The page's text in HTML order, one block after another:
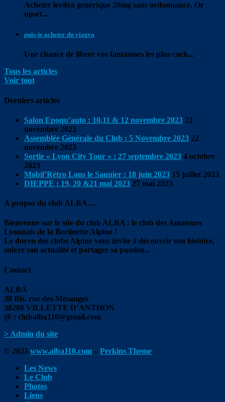
Acheter levitra generique 20mg sans ordonnance. Or
upset...
puis-je acheter du viagra
Une chance de librer vos fantasmes les plus cach...
Tous les articles
Voir tout
Derniers articles
Salon Epoqu’auto : 10,11 & 12 novembre 2023 22
novembre 2023
Assemblée Générale du Club : 5 Novembre 2023 22
novembre 2023
Sortie « Lyon City Tour » : 27 septembre 2023 4 octobre
2023
Mobil’Rétro Lons le Saunier : 18 juin 2023 15 juillet 2023
DIEPPE : 19, 20 &21 mai 2023 27 mai 2023
A propos du club ALBA…
Bienvenue sur le site du club ALBA : le club des Amateurs
Lyonnais de la Berlinette Alpine !
Le doyen des clubs Alpine vous invite à découvrir son histoire,
suivre son actualité et partager sa passion...
Contact
ALBA
38 Bis, rue des Mésanges
38280 VILLETTE D’ANTHON
@ : clubalba110@gmail.com
> Admin du site
© 2023 www.alba110.com – Perkins Theme
Les News
Le Club
Photos
Liens